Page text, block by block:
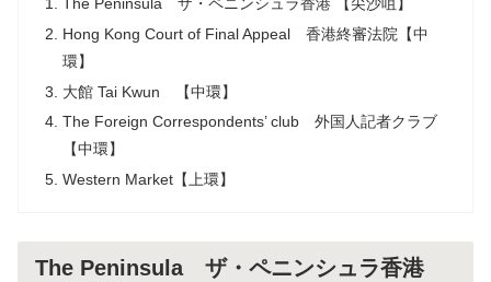
Hong Kong Court of Final Appeal 香港終審法院【中
環】
大館 Tai Kwun 【中環】
The Foreign Correspondents’ club 外国人記者クラブ
【中環】
Western Market【上環】
The Peninsula ザ・ペニンシュラ香港